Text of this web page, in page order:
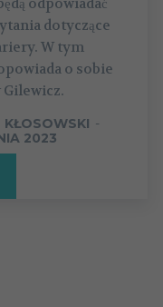
dotyczące
W tym
o sobie
Gilewicz.
KŁOSOWSKI -
2023